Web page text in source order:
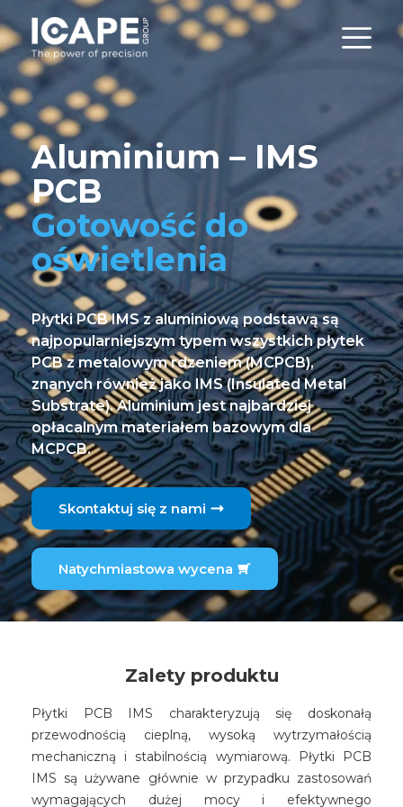
Aluminium – IMS
PCB
Gotowość do
oświetlenia
Płytki PCB IMS z aluminiową podstawą są
najpopularniejszym typem wszystkich płytek
PCB z metalowym rdzeniem (MCPCB),
znanych również jako IMS (Insulated Metal
Substrate). Aluminium jest najbardziej
opłacalnym materiałem bazowym dla
MCPCB.
Skontaktuj się z nami
Natychmiastowa wycena
Zalety produktu
Płytki PCB IMS charakteryzują się doskonałą
przewodnością cieplną, wysoką wytrzymałością
mechaniczną i stabilnością wymiarową. Płytki PCB
IMS są używane głównie w przypadku zastosowań
wymagających dużej mocy i efektywnego